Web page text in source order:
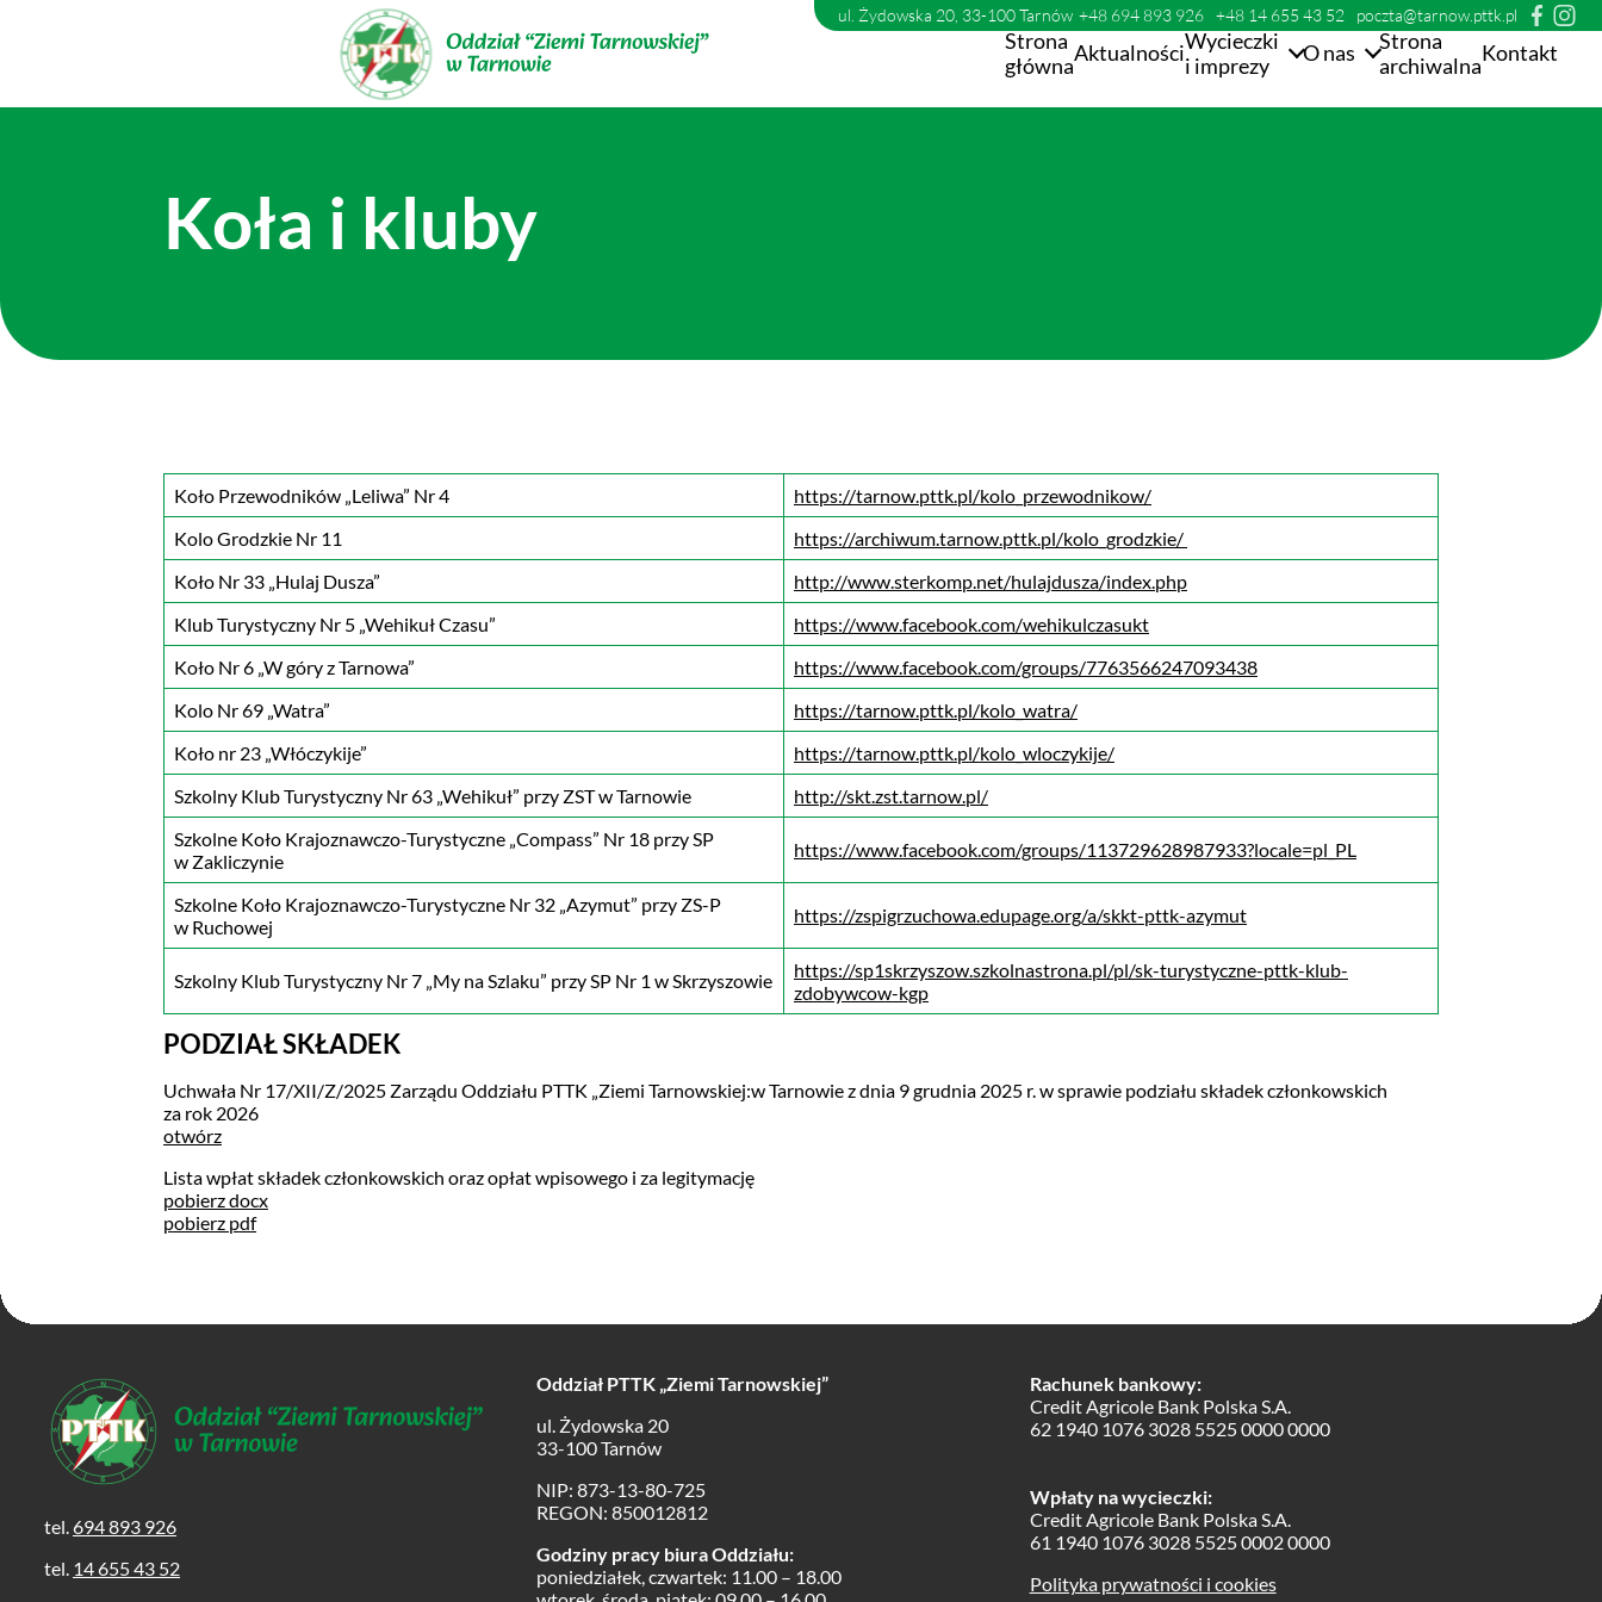
ul. Żydowska 20, 33-100 Tarnów +48 694 893 926 +48 14 655 43 52 poczta@tarnow.pttk.pl
Strona
głównaAktualnościWycieczki
i imprezy
O nas
Strona
archiwalnaKontakt
Koła i kluby
Koło Przewodników „Leliwa” Nr 4
https://tarnow.pttk.pl/kolo_przewodnikow/
Kolo Grodzkie Nr 11
https://archiwum.tarnow.pttk.pl/kolo_grodzkie/
Koło Nr 33 „Hulaj Dusza”
http://www.sterkomp.net/hulajdusza/index.php
Klub Turystyczny Nr 5 „Wehikuł Czasu”
https://www.facebook.com/wehikulczasukt
Koło Nr 6 „W góry z Tarnowa”
https://www.facebook.com/groups/7763566247093438
Kolo Nr 69 „Watra”
https://tarnow.pttk.pl/kolo_watra/
Koło nr 23 „Włóczykije”
https://tarnow.pttk.pl/kolo_wloczykije/
Szkolny Klub Turystyczny Nr 63 „Wehikuł” przy ZST w Tarnowie
http://skt.zst.tarnow.pl/
Szkolne Koło Krajoznawczo-Turystyczne „Compass” Nr 18 przy SP
w Zakliczynie
https://www.facebook.com/groups/113729628987933?locale=pl_PL
Szkolne Koło Krajoznawczo-Turystyczne Nr 32 „Azymut” przy ZS-P
w Ruchowej
https://zspigrzuchowa.edupage.org/a/skkt-pttk-azymut
Szkolny Klub Turystyczny Nr 7 „My na Szlaku” przy SP Nr 1 w Skrzyszowie
https://sp1skrzyszow.szkolnastrona.pl/pl/sk-turystyczne-pttk-klub-
zdobywcow-kgp
PODZIAŁ SKŁADEK
Uchwała Nr 17/XII/Z/2025 Zarządu Oddziału PTTK „Ziemi Tarnowskiej:w Tarnowie z dnia 9 grudnia 2025 r. w sprawie podziału składek członkowskich
za rok 2026
otwórz
Lista wpłat składek członkowskich oraz opłat wpisowego i za legitymację
pobierz docx
pobierz pdf
tel. 694 893 926
tel. 14 655 43 52
Oddział PTTK „Ziemi Tarnowskiej”
ul. Żydowska 20
33-100 Tarnów
NIP: 873-13-80-725
REGON: 850012812
Godziny pracy biura Oddziału:
poniedziałek, czwartek: 11.00 – 18.00
Rachunek bankowy:
Credit Agricole Bank Polska S.A.
62 1940 1076 3028 5525 0000 0000
Wpłaty na wycieczki:
Credit Agricole Bank Polska S.A.
61 1940 1076 3028 5525 0002 0000
Polityka prywatności i cookies